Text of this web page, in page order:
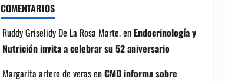
COMENTARIOS
Ruddy Griselidy De La Rosa Marte.en Endocrinología y
Nutrición invita a celebrar su 52 aniversario
Margarita artero de verasenCMD informa sobre